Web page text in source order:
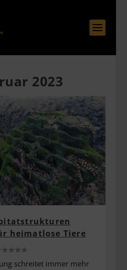
2023
heimatlose Tiere
schreitet immer mehr